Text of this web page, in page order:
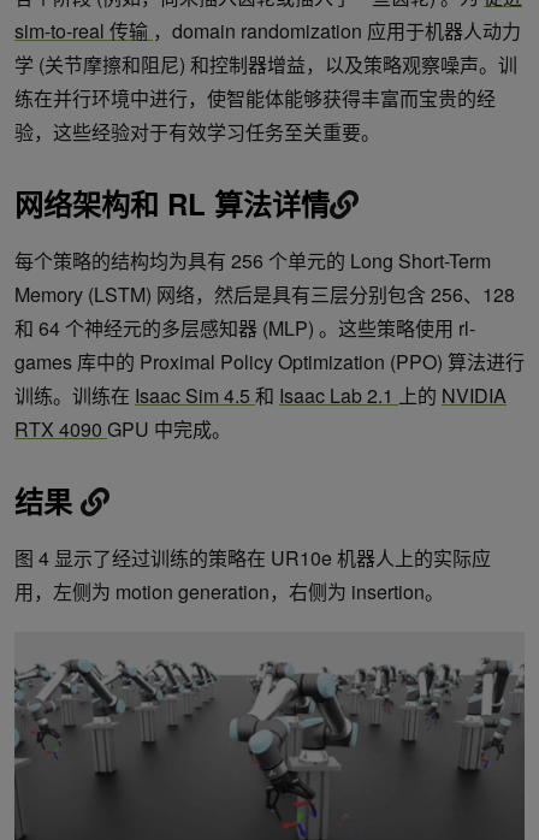
sim-to-real 传输 ，domain randomization 应用于机器人动力
学 (关节摩擦和阻尼) 和控制器增益，以及策略观察噪声。训
练在并行环境中进行，使智能体能够获得丰富而宝贵的经
验，这些经验对于有效学习任务至关重要。
网络架构和 RL 算法详情
每个策略的结构均为具有 256 个单元的 Long Short-Term
Memory (LSTM) 网络，然后是具有三层分别包含 256、128
和 64 个神经元的多层感知器 (MLP) 。这些策略使用 rl-
games 库中的 Proximal Policy Optimization (PPO) 算法进行
训练。训练在 Isaac Sim 4.5 和 Isaac Lab 2.1 上的 NVIDIA
RTX 4090 GPU 中完成。
结果
图 4 显示了经过训练的策略在 UR10e 机器人上的实际应
用，左侧为 motion generation，右侧为 insertion。